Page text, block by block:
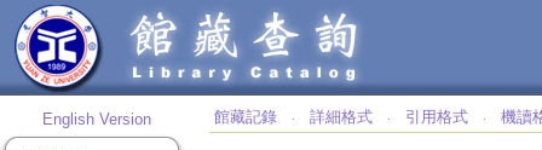
English Version 館藏記錄 ‧ 詳細格式 ‧ 引用格式 ‧ 機讀